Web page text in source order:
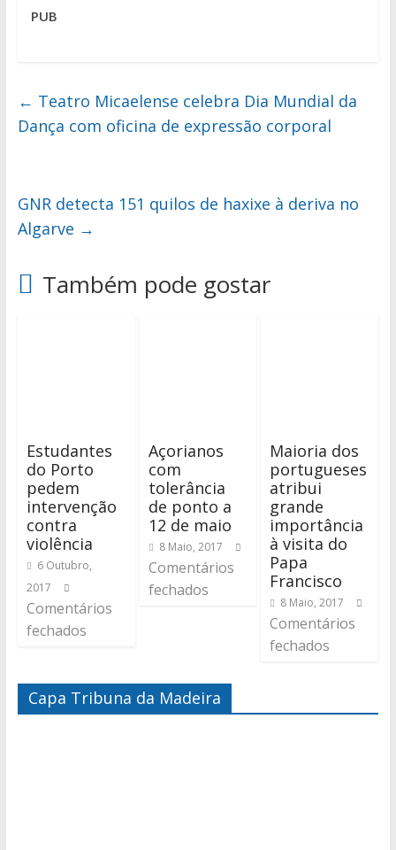
PUB
← Teatro Micaelense celebra Dia Mundial da
Dança com oficina de expressão corporal
GNR detecta 151 quilos de haxixe à deriva no
Algarve →
Também pode gostar
Estudantes
do Porto
pedem
intervenção
contra
violência
6 Outubro,
2017
Comentários
fechados
Açorianos
com
tolerância
de ponto a
12 de maio
8 Maio, 2017
Comentários
fechados
Maioria dos
portugueses
atribui
grande
importância
à visita do
Papa
Francisco
8 Maio, 2017
Comentários
fechados
Capa Tribuna da Madeira